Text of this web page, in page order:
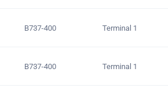
B737-400 Terminal 1
B737-400 Terminal 1